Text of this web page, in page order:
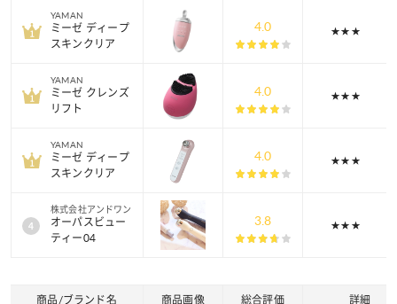
YAMAN
ミーゼ ディープ
スキンクリア
4.0 ★★★
YAMAN
ミーゼ クレンズ
リフト
4.0 ★★★
YAMAN
ミーゼ ディープ
スキンクリア
4.0 ★★★
株式会社アンドワン
オーパスビュー
ティー04
3.8 ★★★
商品/ブランド名 商品画像 総合評価 詳細